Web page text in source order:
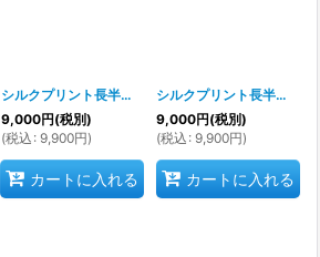
シルクプリント長半纏 s9553]
9,000円(税別)
(税込 : 9,900円)
カートに入れる
シルクプリント長半纏
9,000円(税別)
(税込 : 9,900円)
カートに入れる